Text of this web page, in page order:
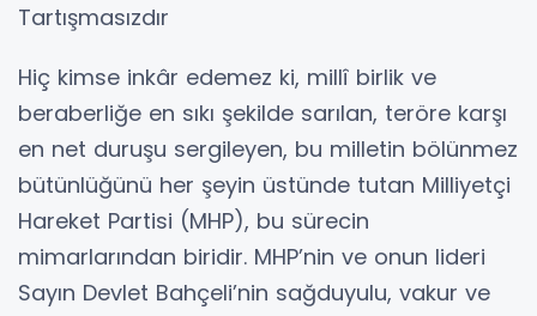
Tartışmasızdır
Hiç kimse inkâr edemez ki, millî birlik ve
beraberliğe en sıkı şekilde sarılan, teröre karşı
en net duruşu sergileyen, bu milletin bölünmez
bütünlüğünü her şeyin üstünde tutan Milliyetçi
Hareket Partisi (MHP), bu sürecin
mimarlarından biridir. MHP’nin ve onun lideri
Sayın Devlet Bahçeli’nin sağduyulu, vakur ve